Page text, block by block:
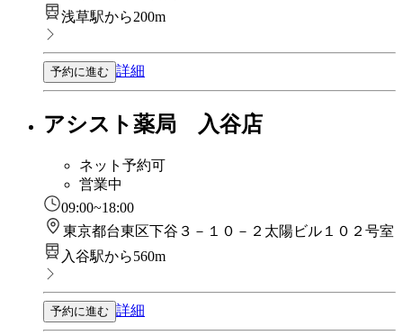
浅草駅から200m
予約に進む 詳細
アシスト薬局 入谷店
ネット予約可
営業中
09:00~18:00
東京都台東区下谷３－１０－２太陽ビル１０２号室
入谷駅から560m
予約に進む 詳細